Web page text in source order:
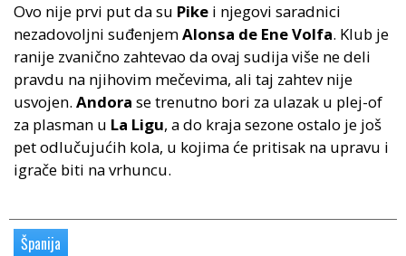
Ovo nije prvi put da su Pike i njegovi saradnici
nezadovoljni suđenjemAlonsa de Ene Volfa. Klub je
ranije zvanično zahtevao da ovaj sudija više ne deli
pravdu na njihovim mečevima, ali taj zahtev nije
usvojen. Andora se trenutno bori za ulazak u plej-of
za plasman u La Ligu, a do kraja sezone ostalo je još
pet odlučujućih kola, u kojima će pritisak na upravu i
igrače biti na vrhuncu.
Španija